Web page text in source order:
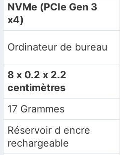
NVMe (PCIe Gen 3
x4)
‎Ordinateur de bureau
‎8 x 0.2 x 2.2
centimètres
‎17 Grammes
‎Réservoir d encre
rechargeable